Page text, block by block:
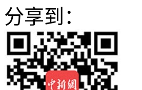
分享到：